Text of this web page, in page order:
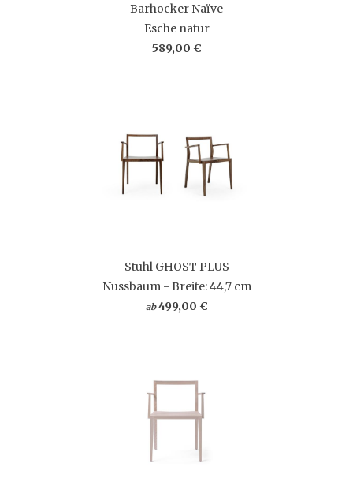
Barhocker Naïve
Esche natur
589,00 €
Stuhl GHOST PLUS
Nussbaum - Breite: 44,7 cm
ab 499,00 €